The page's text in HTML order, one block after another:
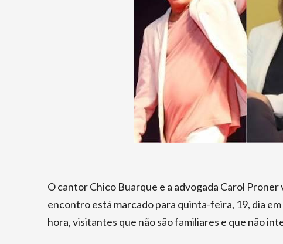
O cantor Chico Buarque e a advogada Carol
encontro está marcado para quinta-feira, 19, dia
hora, visitantes que não são familiares e que não